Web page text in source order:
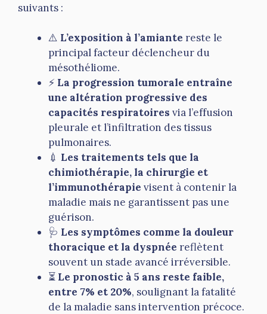
suivants :
⚠️ L’exposition à l’amiante reste le
principal facteur déclencheur du
mésothéliome.
⚡ La progression tumorale entraîne
une altération progressive des
capacités respiratoires via l’effusion
pleurale et l’infiltration des tissus
pulmonaires.
💉 Les traitements tels que la
chimiothérapie, la chirurgie et
l’immunothérapie visent à contenir la
maladie mais ne garantissent pas une
guérison.
🩺 Les symptômes comme la douleur
thoracique et la dyspnée reflètent
souvent un stade avancé irréversible.
⏳ Le pronostic à 5 ans reste faible,
entre 7% et 20%, soulignant la fatalité
de la maladie sans intervention précoce.